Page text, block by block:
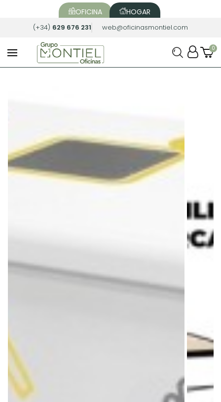
OFICINA HOGAR
(+34) 629 676 231 web@oficinasmontiel.com